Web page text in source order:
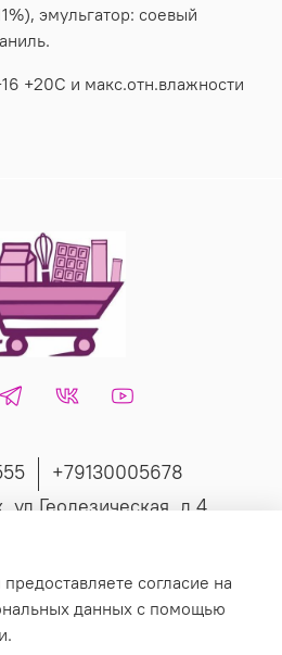
эмульгатор: соевый
+20С и макс.отн.влажности
+79130005678
ул Геодезическая, д 4
согласие на
данных с помощью